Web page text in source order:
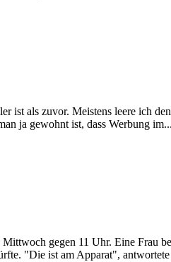
als zuvor. Meistens leere ich
ja gewohnt ist, dass Werbung im...
gegen 11 Uhr. Eine Frau
"Die ist am Apparat",